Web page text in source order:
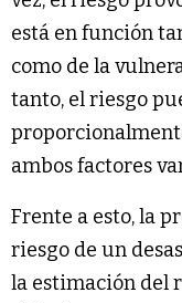
está en función
como de la
tanto, el riesgo
ambos factores
Frente a esto, la
riesgo de un
la estimación del